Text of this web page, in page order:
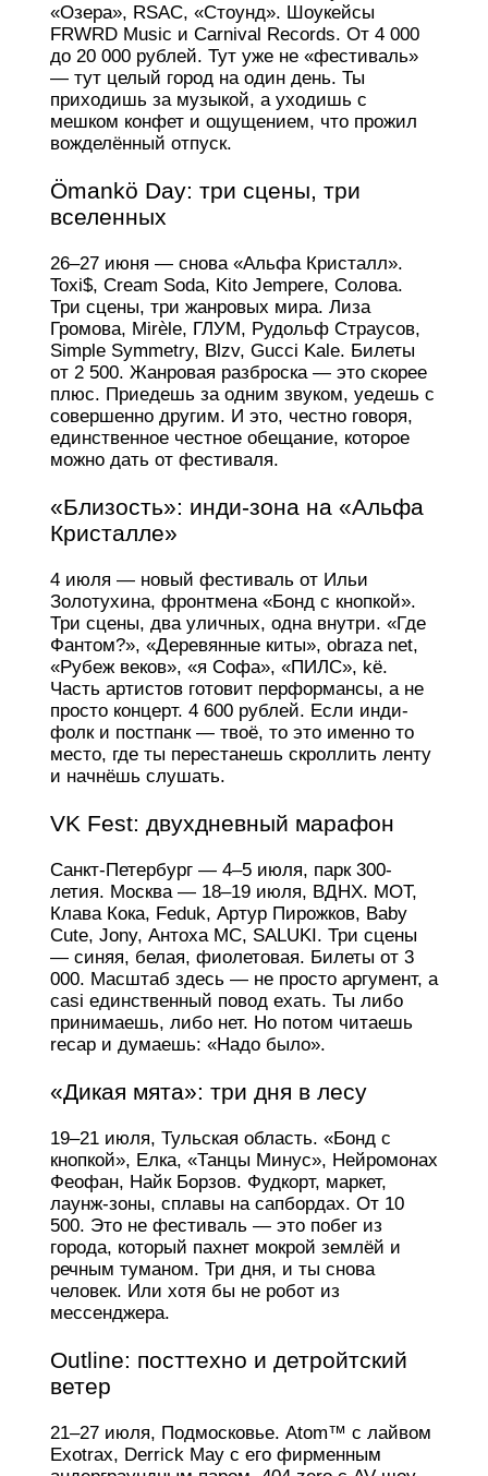
«Озера», RSAC, «Стоунд». Шоукейсы
FRWRD Music и Carnival Records. От 4 000
до 20 000 рублей. Тут уже не «фестиваль»
— тут целый город на один день. Ты
приходишь за музыкой, а уходишь с
мешком конфет и ощущением, что прожил
вожделённый отпуск.
Ömankö Day: три сцены, три
вселенных
26–27 июня — снова «Альфа Кристалл».
Toxi$, Cream Soda, Kito Jempere, Солова.
Три сцены, три жанровых мира. Лиза
Громова, Mirèle, ГЛУМ, Рудольф Страусов,
Simple Symmetry, Blzv, Gucci Kale. Билеты
от 2 500. Жанровая разброска — это скорее
плюс. Приедешь за одним звуком, уедешь с
совершенно другим. И это, честно говоря,
единственное честное обещание, которое
можно дать от фестиваля.
«Близость»: инди-зона на «Альфа
Кристалле»
4 июля — новый фестиваль от Ильи
Золотухина, фронтмена «Бонд с кнопкой».
Три сцены, два уличных, одна внутри. «Где
Фантом?», «Деревянные киты», obraza net,
«Рубеж веков», «я Софа», «ПИЛС», kё.
Часть артистов готовит перформансы, а не
просто концерт. 4 600 рублей. Если инди-
фолк и постпанк — твоё, то это именно то
место, где ты перестанешь скроллить ленту
и начнёшь слушать.
VK Fest: двухдневный марафон
Санкт-Петербург — 4–5 июля, парк 300-
летия. Москва — 18–19 июля, ВДНХ. МОТ,
Клава Кока, Feduk, Артур Пирожков, Baby
Cute, Jony, Антоха МС, SALUKI. Три сцены
— синяя, белая, фиолетовая. Билеты от 3
000. Масштаб здесь — не просто аргумент, а
casi единственный повод ехать. Ты либо
принимаешь, либо нет. Но потом читаешь
recap и думаешь: «Надо было».
«Дикая мята»: три дня в лесу
19–21 июля, Тульская область. «Бонд с
кнопкой», Елка, «Танцы Минус», Нейромонах
Феофан, Найк Борзов. Фудкорт, маркет,
лаунж-зоны, сплавы на сапбордах. От 10
500. Это не фестиваль — это побег из
города, который пахнет мокрой землёй и
речным туманом. Три дня, и ты снова
человек. Или хотя бы не робот из
мессенджера.
Outline: посттехно и детройтский
ветер
21–27 июля, Подмосковье. Atom™ с лайвом
Exotrax, Derrick May с его фирменным